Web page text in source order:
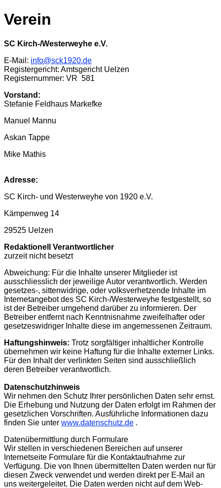
Verein
SC Kirch-/Westerweyhe e.V.
E-Mail: info@sck1920.de
Registergericht: Amtsgericht Uelzen
Registernummer: VR 581
Vorstand:
Stefanie Feldhaus Markefke
Manuel Mannu
Askan Tappe
Mike Mathis
Adresse:
SC Kirch- und Westerweyhe von 1920 e.V.
Kämpenweg 14
29525 Uelzen
Redaktionell Verantwortlicher
zurzeit nicht besetzt
Abweichung: Für die Inhalte unserer Mitglieder ist
ausschliesslich der jeweilige Autor verantwortlich. Werden
gesetzes-, sittenwidrige, oder volksverhetzende Inhalte im
Internetangebot des SC Kirch-/Westerweyhe festgestellt, so
ist der Betreiber umgehend darüber zu informieren. Der
Betreiber entfernt nach Kenntnisnahme zweifelhafter oder
gesetzeswidriger Inhalte diese im angemessenen Zeitraum.
Haftungshinweis: Trotz sorgfältiger inhaltlicher Kontrolle
übernehmen wir keine Haftung für die Inhalte externer Links.
Für den Inhalt der verlinkten Seiten sind ausschließlich
deren Betreiber verantwortlich.
Datenschutzhinweis
Wir nehmen den Schutz Ihrer persönlichen Daten sehr ernst.
Die Erhebung und Nutzung der Daten erfolgt im Rahmen der
gesetzlichen Vorschriften. Ausführliche Informationen dazu
finden Sie unter www.datenschutz.de .
Datenübermittlung durch Formulare
Wir stellen in verschiedenen Bereichen auf unserer
Internetseite Formulare für die Kontaktaufnahme zur
Verfügung. Die von Ihnen übermittelten Daten werden nur für
diesen Zweck verwendet und werden direkt per E-Mail an
uns weitergeleitet. Die Daten werden nicht auf dem Web-